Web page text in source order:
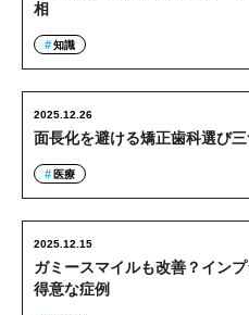
相
知識
面長化を避ける矯正歯科選び三
2025.12.26
医療
ガミースマイルも改善？イン
得意な症例
2025.12.15